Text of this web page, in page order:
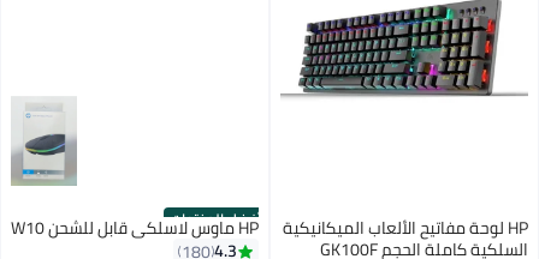
HP لوحة مفاتيح الألعاب الميكانيكية
السلكية كاملة الحجم GK100F
أفضل المنتجات
HP ماوس لاسلكي قابل للشحن W10
4.3
180